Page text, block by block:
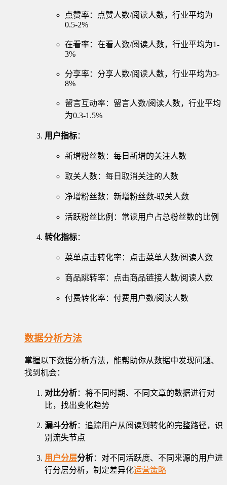
点赞率：点赞人数/阅读人数，行业平均为
0.5-2%
在看率：在看人数/阅读人数，行业平均为1-
3%
分享率：分享人数/阅读人数，行业平均为3-
8%
留言互动率：留言人数/阅读人数，行业平均
为0.3-1.5%
用户指标：
新增粉丝数：每日新增的关注人数
取关人数：每日取消关注的人数
净增粉丝数：新增粉丝数-取关人数
活跃粉丝比例：常读用户占总粉丝数的比例
转化指标：
菜单点击转化率：点击菜单人数/阅读人数
商品跳转率：点击商品链接人数/阅读人数
付费转化率：付费用户数/阅读人数
数据分析方法
掌握以下数据分析方法，能帮助你从数据中发现问题、
找到机会：
对比分析：将不同时期、不同文章的数据进行对
比，找出变化趋势
漏斗分析：追踪用户从阅读到转化的完整路径，识
别流失节点
用户分层分析：对不同活跃度、不同来源的用户进
行分层分析，制定差异化运营策略